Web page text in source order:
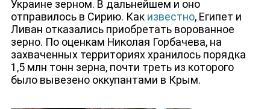
ЛИЦА КАНАЛА
Украине зерном. В дальнейшем и оно
отправилось в Сирию. Как известно, Египет и
Ливан отказались приобретать ворованное
зерно. По оценкам Николая Горбачева, на
захваченных территориях хранилось порядка
1,5 млн тонн зерна, почти треть из которого
было вывезено оккупантами в Крым.